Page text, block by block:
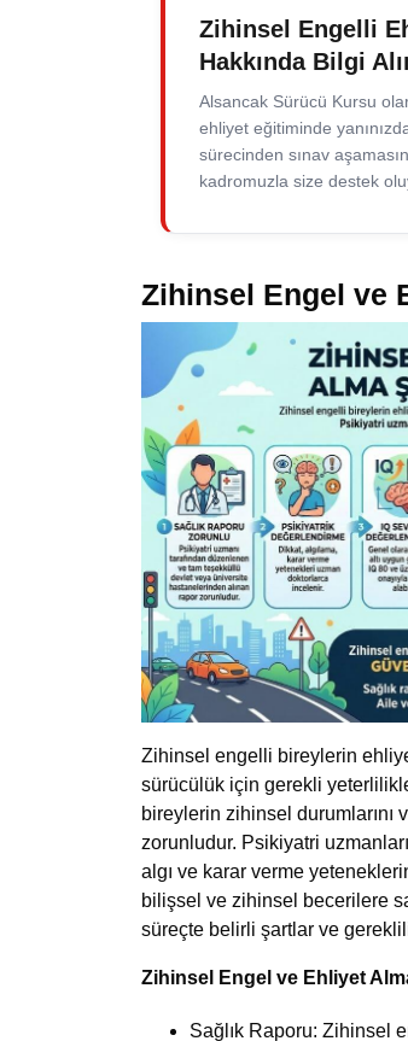
Zihinsel Engelli
Hakkında Bilgi
Alsancak Sürücü Kursu
ehliyet eğitiminde
sürecinden sınav
kadromuzla size destek
Zihinsel Engel ve
Zihinsel engelli bireylerin
sürücülük için gerekli
bireylerin zihinsel
zorunludur. Psikiyatri
algı ve karar verme
bilişsel ve zihinsel becerilere
süreçte belirli şartlar ve
Zihinsel Engel ve Ehliyet
Sağlık Raporu: Zihinsel